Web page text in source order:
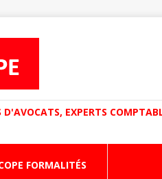
EXPERTS
FORMALITÉS